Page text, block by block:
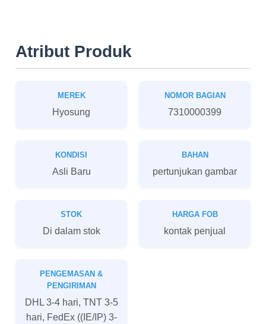
Atribut Produk
MEREK
Hyosung
NOMOR BAGIAN
7310000399
KONDISI
Asli Baru
BAHAN
pertunjukan gambar
STOK
Di dalam stok
HARGA FOB
kontak penjual
PENGEMASAN &
PENGIRIMAN
DHL 3-4 hari, TNT 3-5
hari, FedEx ((IE/IP) 3-